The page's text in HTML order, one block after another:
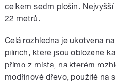
celkem sedm plošin.
22 metrů.
Celá rozhledna je ukotvena
pilířích, které jsou obložené
přímo z místa, na kterém
modřínové dřevo, použité na